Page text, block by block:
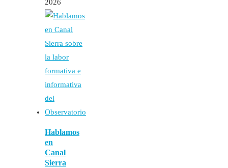
2026
Hablamos
en
Canal
Sierra